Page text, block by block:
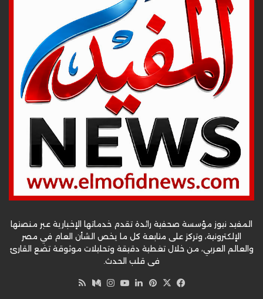
المفيد نيوز مؤسسة صحفية رائدة تقدم خدماتها الإخبارية عبر منصتها
الإلكترونية، وتركز على متابعة كل ما يخص الشأن العام في مصر
والعالم العربي، من خلال تغطية دقيقة وتحليلات موثوقة تضع القارئ
في قلب الحدث.
فيسبوك
‫X بينتيريست
لينكدإن‫YouTube
انستقرام
وسط